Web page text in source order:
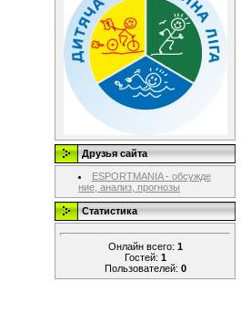
Друзья сайта
ESPORTMANIA - обсужде
ние, анализ, прогнозы
Статистика
Онлайн всего: 1
Гостей: 1
Пользователей: 0